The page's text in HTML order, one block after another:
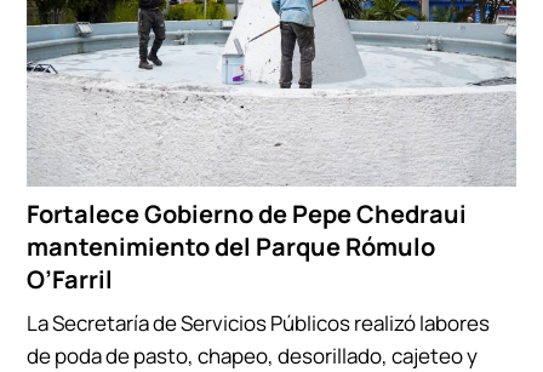
Fortalece Gobierno de Pepe Chedraui
mantenimiento del Parque Rómulo
O’Farril
La Secretaría de Servicios Públicos realizó labores
de poda de pasto, chapeo, desorillado, cajeteo y